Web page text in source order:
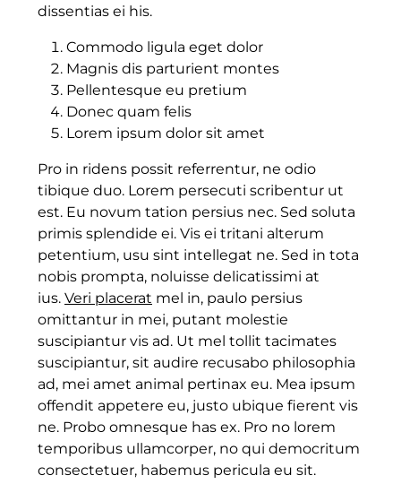
dissentias ei his.
Commodo ligula eget dolor
Magnis dis parturient montes
Pellentesque eu pretium
Donec quam felis
Lorem ipsum dolor sit amet
Pro in ridens possit referrentur, ne odio
tibique duo. Lorem persecuti scribentur ut
est. Eu novum tation persius nec. Sed soluta
primis splendide ei. Vis ei tritani alterum
petentium, usu sint intellegat ne. Sed in tota
nobis prompta, noluisse delicatissimi at
ius. Veri placerat mel in, paulo persius
omittantur in mei, putant molestie
suscipiantur vis ad. Ut mel tollit tacimates
suscipiantur, sit audire recusabo philosophia
ad, mei amet animal pertinax eu. Mea ipsum
offendit appetere eu, justo ubique fierent vis
ne. Probo omnesque has ex. Pro no lorem
temporibus ullamcorper, no qui democritum
consectetuer, habemus pericula eu sit.